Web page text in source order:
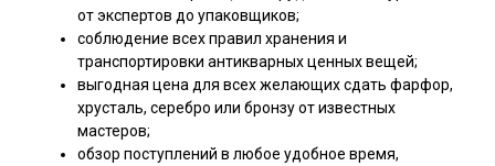
от экспертов до упаковщиков;
соблюдение всех правил хранения и
транспортировки антикварных ценных вещей;
выгодная цена для всех желающих сдать фарфор,
хрусталь, серебро или бронзу от известных
мастеров;
обзор поступлений в любое удобное время,